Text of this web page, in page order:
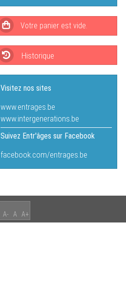
Historique
Visitez nos sites
www.entrages.be
www.intergenerations.be
Suivez Entr'âges sur Facebook
facebook.com/entrages.be
A- A A+